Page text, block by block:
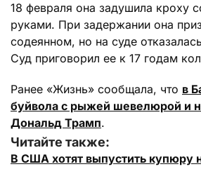
18 февраля она задушила кроху
руками. При задержании она
содеянном, но на суде
Суд приговорил ее к 17 годам
Ранее «Жизнь» сообщала, что в
буйвола с рыжей шевелюрой и
Дональд Трамп.
Читайте также:
В США хотят выпустить купюру